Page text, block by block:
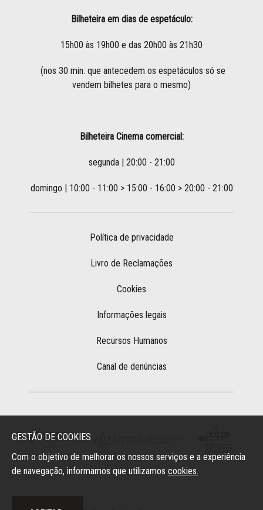
GESTÃO DE COOKIES
Com o objetivo de melhorar os nossos serviços e a experiência
de navegação, informamos que utilizamos cookies.
Bilheteira em dias de espetáculo:
15h00 às 19h00 e das 20h00 às 21h30
(nos 30 min. que antecedem os espetáculos só se
vendem bilhetes para o mesmo)
Bilheteira Cinema comercial:
segunda | 20:00 - 21:00
domingo | 10:00 - 11:00 > 15:00 - 16:00 > 20:00 - 21:00
Política de privacidade
Livro de Reclamações
Cookies
Informações legais
Recursos Humanos
Canal de denúncias